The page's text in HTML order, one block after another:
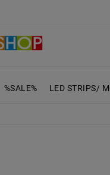
%SALE% LED STRIPS/